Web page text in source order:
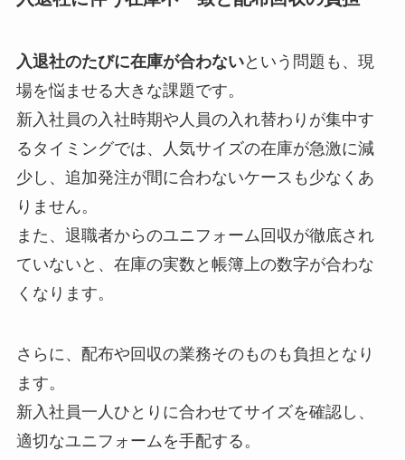
入退社のたびに在庫が合わないという問題も、現
場を悩ませる大きな課題です。
新入社員の入社時期や人員の入れ替わりが集中す
るタイミングでは、人気サイズの在庫が急激に減
少し、追加発注が間に合わないケースも少なくあ
りません。
また、退職者からのユニフォーム回収が徹底され
ていないと、在庫の実数と帳簿上の数字が合わな
くなります。
さらに、配布や回収の業務そのものも負担となり
ます。
新入社員一人ひとりに合わせてサイズを確認し、
適切なユニフォームを手配する。